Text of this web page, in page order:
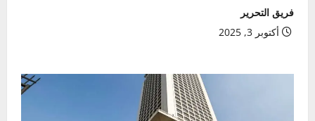
فريق التحرير
أكتوبر 3, 2025